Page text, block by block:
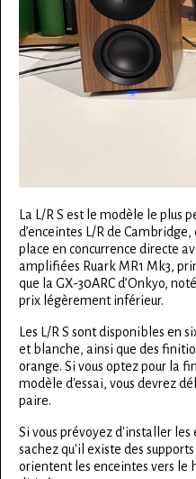
La L/R S est le modèle le plus
d’enceintes L/R de
place en concurrence directe
amplifiées Ruark MR1 Mk3,
que la GX-30ARC d’Onkyo,
prix légèrement inférieur.
Les L/R S sont disponibles en
et blanche, ainsi que des
orange. Si vous optez pour la
modèle d'essai, vous devrez
paire.
Si vous prévoyez d'installer les
sachez qu'il existe des
orientent les enceintes vers le